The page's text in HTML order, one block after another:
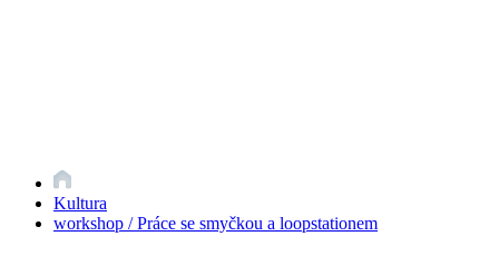
Kultura
workshop / Práce se smyčkou a loopstationem